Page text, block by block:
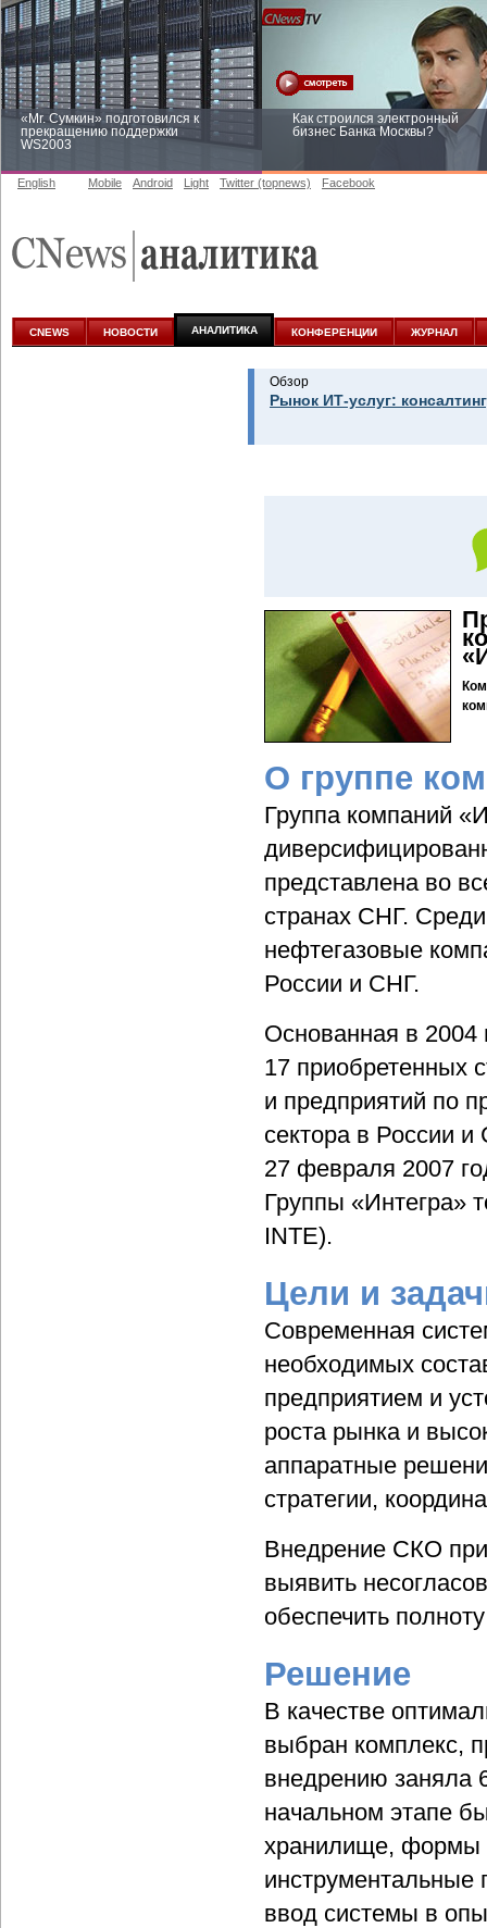
«Mr. Сумкин» подготовился к
прекращению поддержки
WS2003
Как строился электронный
бизнес Банка Москвы?
аналитике
English Mobile Android Light Twitter (topnews) Facebook
CNEWS НОВОСТИ АНАЛИТИКА КОНФЕРЕНЦИИ ЖУРНАЛ
Обзор
Рынок ИТ-услуг:
О группе
Группа компаний
представлена во
странах СНГ.
нефтегазовые
России и СНГ.
Основанная в 2004
17 приобретенных
и предприятий по
сектора в России
27 февраля 2007
Группы «Интегра»
INTE).
Цели и
Современная
необходимых
предприятием и
роста рынка и
аппаратные
стратегии,
Внедрение СКО
выявить
обеспечить
Решение
В качестве
выбран комплекс,
внедрению заняла
начальном этапе
хранилище, формы
инструментальные
ввод системы в